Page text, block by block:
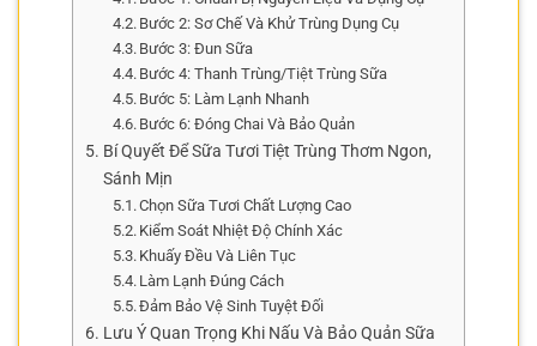
Bước 2: Sơ Chế Và Khử Trùng Dụng Cụ
Bước 3: Đun Sữa
Bước 4: Thanh Trùng/Tiệt Trùng Sữa
Bước 5: Làm Lạnh Nhanh
Bước 6: Đóng Chai Và Bảo Quản
Bí Quyết Để Sữa Tươi Tiệt Trùng Thơm Ngon,
Sánh Mịn
Chọn Sữa Tươi Chất Lượng Cao
Kiểm Soát Nhiệt Độ Chính Xác
Khuấy Đều Và Liên Tục
Làm Lạnh Đúng Cách
Đảm Bảo Vệ Sinh Tuyệt Đối
Lưu Ý Quan Trọng Khi Nấu Và Bảo Quản Sữa